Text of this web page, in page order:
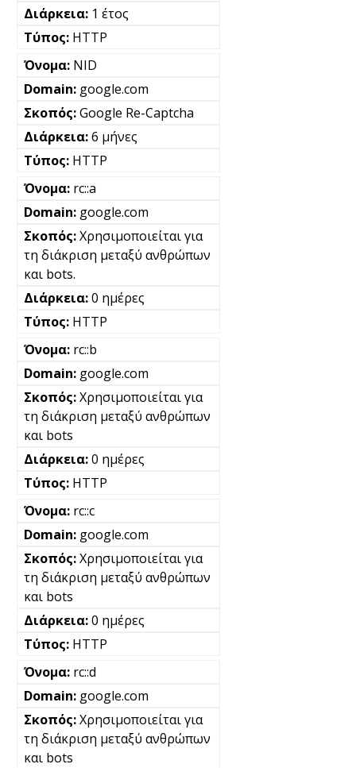
1 έτος
HTTP
NID
google.com
Google Re-Captcha
6 μήνες
HTTP
rc::a
google.com
Χρησιμοποιείται για
τη διάκριση μεταξύ ανθρώπων
και bots.
0 ημέρες
HTTP
rc::b
google.com
Χρησιμοποιείται για
τη διάκριση μεταξύ ανθρώπων
και bots
0 ημέρες
HTTP
rc::c
google.com
Χρησιμοποιείται για
τη διάκριση μεταξύ ανθρώπων
και bots
0 ημέρες
HTTP
rc::d
google.com
Χρησιμοποιείται για
τη διάκριση μεταξύ ανθρώπων
και bots